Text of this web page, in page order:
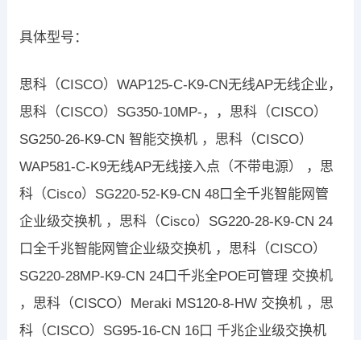
具体型号：
思科（CISCO）WAP125-C-K9-CN无线AP无线企业，
思科（CISCO）SG350-10MP-，，思科（CISCO）
SG250-26-K9-CN 智能交换机 ，思科（CISCO）
WAP581-C-K9无线AP无线接入点（不带电源） ，思
科（Cisco）SG220-52-K9-CN 48口全千兆智能网管
企业级交换机 ，思科（Cisco）SG220-28-K9-CN 24
口全千兆智能网管企业级交换机 ，思科（CISCO）
SG220-28MP-K9-CN 24口千兆全POE可管理 交换机
，思科（CISCO）Meraki MS120-8-HW 交换机 ，思
科（CISCO）SG95-16-CN 16口 千兆企业级交换机